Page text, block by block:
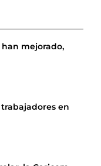
han mejorado,
en